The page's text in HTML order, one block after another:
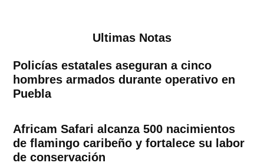
Ultimas Notas
Policías estatales aseguran a cinco
hombres armados durante operativo en
Puebla
Africam Safari alcanza 500 nacimientos
de flamingo caribeño y fortalece su labor
de conservación